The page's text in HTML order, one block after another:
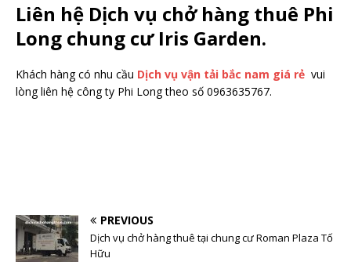
Liên hệ Dịch vụ chở hàng thuê Phi
Long chung cư Iris Garden.
Khách hàng có nhu cầu Dịch vụ vận tải bắc nam giá rẻ vui
lòng liên hệ công ty Phi Long theo số 0963635767.
PREVIOUS
Dịch vụ chở hàng thuê tại chung cư Roman Plaza Tố
Hữu